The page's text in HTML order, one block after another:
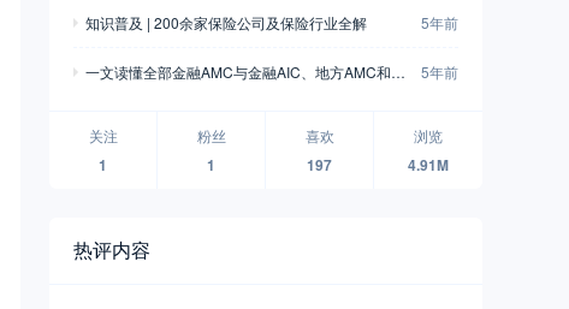
知识普及 | 200余家保险公司及保险行业全解 5年前
一文读懂全部金融AMC与金融AIC、地方AMC和外
5年前
关注
1
粉丝
1
喜欢
197
浏览
4.91M
热评内容